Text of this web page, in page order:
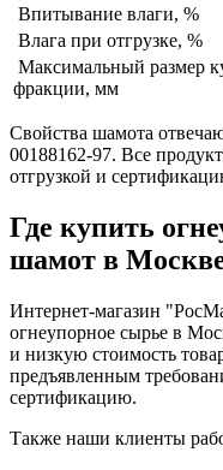
Впитывание влаги, %
Влага при отгрузке, %
Максимальный размер
фракции, мм
Свойства шамота
00188162-97. Все
отгрузкой и
Где купить
шамот в
Интернет-магазин
огнеупорное сырье в
и низкую стоимость
предъявленным
сертификацию.
Также наши клиенты